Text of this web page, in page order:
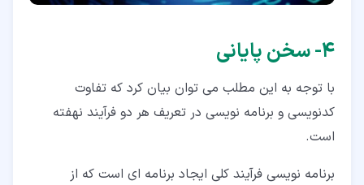
۴‏- سخن پایانی
با توجه به این مطلب می توان بیان کرد که تفاوت
کدنویسی و برنامه نویسی در تعریف هر دو فرآیند نهفته
است.
برنامه نویسی فرآیند کلی ایجاد برنامه ای است که از